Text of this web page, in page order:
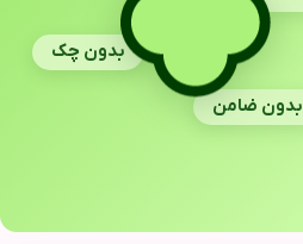
بدون چک
بدون ضامن